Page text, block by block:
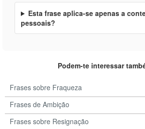
Esta frase aplica-se apenas a
pessoais?
Podem-te interessar
Frases sobre Fraqueza
Frases de Ambição
Frases sobre Resignação